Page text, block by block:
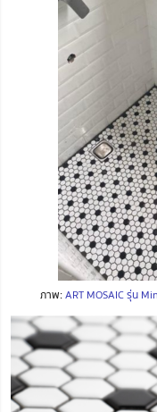
ภาพ:ART MOSAIC รุ่น